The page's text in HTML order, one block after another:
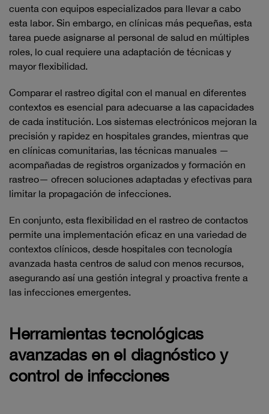
cuenta con equipos especializados para llevar a cabo
esta labor. Sin embargo, en clínicas más pequeñas, esta
tarea puede asignarse al personal de salud en múltiples
roles, lo cual requiere una adaptación de técnicas y
mayor flexibilidad.
Comparar el rastreo digital con el manual en diferentes
contextos es esencial para adecuarse a las capacidades
de cada institución. Los sistemas electrónicos mejoran la
precisión y rapidez en hospitales grandes, mientras que
en clínicas comunitarias, las técnicas manuales —
acompañadas de registros organizados y formación en
rastreo— ofrecen soluciones adaptadas y efectivas para
limitar la propagación de infecciones.
En conjunto, esta flexibilidad en el rastreo de contactos
permite una implementación eficaz en una variedad de
contextos clínicos, desde hospitales con tecnología
avanzada hasta centros de salud con menos recursos,
asegurando así una gestión integral y proactiva frente a
las infecciones emergentes.
Herramientas tecnológicas
avanzadas en el diagnóstico y
control de infecciones